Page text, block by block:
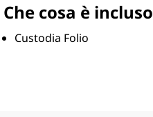
Che cosa è incluso
Custodia Folio